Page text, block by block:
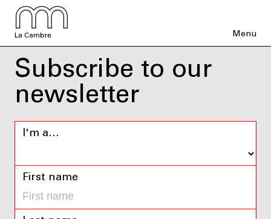
La Cambre Menu
Subscribe to our
newsletter
I'm a…
First name